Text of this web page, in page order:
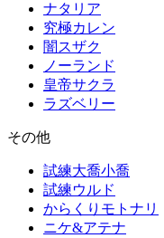
ナタリア
究極カレン
闇スザク
ノーランド
皇帝サクラ
ラズベリー
その他
試練大喬小喬
試練ウルド
からくりモトナリ
ニケ&アテナ